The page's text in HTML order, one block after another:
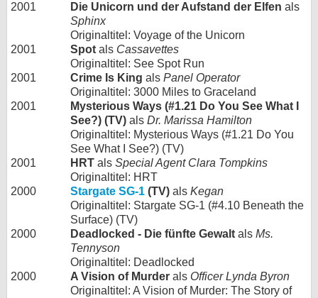
2001
Die Unicorn und der Aufstand der Elfen als
Sphinx
Originaltitel: Voyage of the Unicorn
2001
Spot als Cassavettes
Originaltitel: See Spot Run
2001
Crime Is King als Panel Operator
Originaltitel: 3000 Miles to Graceland
2001
Mysterious Ways (#1.21 Do You See What I
See?) (TV) als Dr. Marissa Hamilton
Originaltitel: Mysterious Ways (#1.21 Do You
See What I See?) (TV)
2001
HRT als Special Agent Clara Tompkins
Originaltitel: HRT
2000
Stargate SG-1 (TV) als Kegan
Originaltitel: Stargate SG-1 (#4.10 Beneath the
Surface) (TV)
2000
Deadlocked - Die fünfte Gewalt als Ms.
Tennyson
Originaltitel: Deadlocked
2000
A Vision of Murder als Officer Lynda Byron
Originaltitel: A Vision of Murder: The Story of